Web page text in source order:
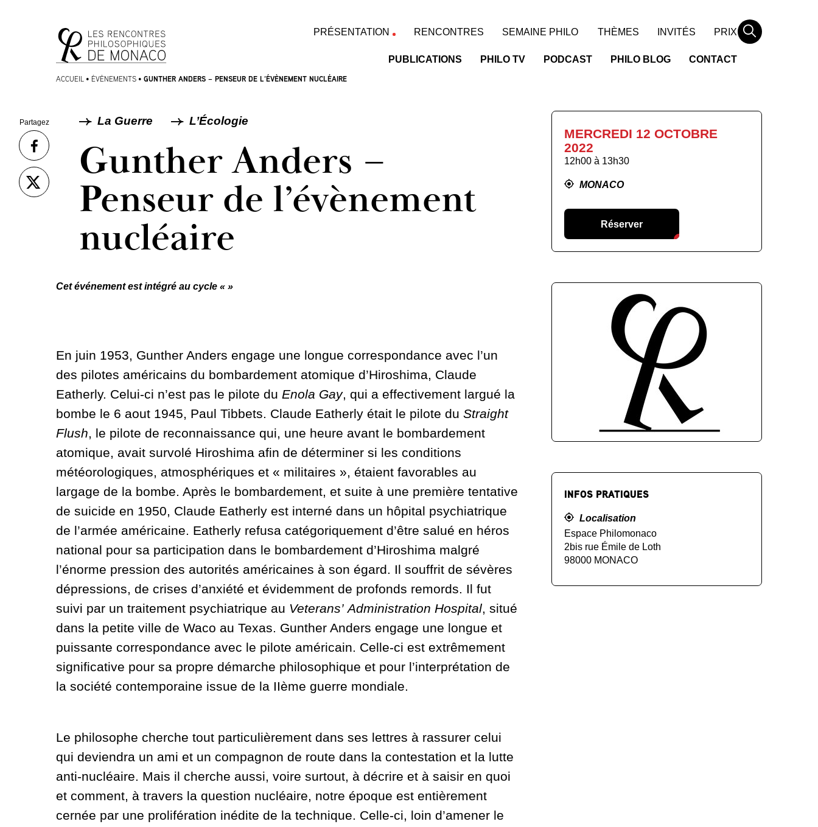
contenu
PRÉSENTATION RENCONTRES SEMAINE PHILO THÈMES INVITÉS PRIX
PUBLICATIONS PHILO TV PODCAST PHILO BLOG CONTACT
Rechercher
ACCUEIL • ÉVÈNEMENTS • GUNTHER ANDERS – PENSEUR DE L’ÉVÈNEMENT NUCLÉAIRE
La Guerre L’Écologie
Gunther Anders –
Penseur de l’évènement
nucléaire
Cet événement est intégré au cycle « »
En juin 1953, Gunther Anders engage une longue correspondance avec l’un
des pilotes américains du bombardement atomique d’Hiroshima, Claude
Eatherly. Celui-ci n’est pas le pilote du Enola Gay, qui a effectivement largué la
bombe le 6 aout 1945, Paul Tibbets. Claude Eatherly était le pilote du Straight
Flush, le pilote de reconnaissance qui, une heure avant le bombardement
atomique, avait survolé Hiroshima afin de déterminer si les conditions
météorologiques, atmosphériques et « militaires », étaient favorables au
largage de la bombe. Après le bombardement, et suite à une première tentative
de suicide en 1950, Claude Eatherly est interné dans un hôpital psychiatrique
de l’armée américaine. Eatherly refusa catégoriquement d’être salué en héros
national pour sa participation dans le bombardement d’Hiroshima malgré
l’énorme pression des autorités américaines à son égard. Il souffrit de sévères
dépressions, de crises d’anxiété et évidemment de profonds remords. Il fut
suivi par un traitement psychiatrique au Veterans’ Administration Hospital, situé
dans la petite ville de Waco au Texas. Gunther Anders engage une longue et
puissante correspondance avec le pilote américain. Celle-ci est extrêmement
significative pour sa propre démarche philosophique et pour l’interprétation de
la société contemporaine issue de la IIème guerre mondiale.
Le philosophe cherche tout particulièrement dans ses lettres à rassurer celui
qui deviendra un ami et un compagnon de route dans la contestation et la lutte
anti-nucléaire. Mais il cherche aussi, voire surtout, à décrire et à saisir en quoi
et comment, à travers la question nucléaire, notre époque est entièrement
cernée par une prolifération inédite de la technique. Celle-ci, loin d’amener le
MERCREDI 12 OCTOBRE
2022
12h00 à 13h30
MONACO
Réserver
INFOS PRATIQUES
Localisation
Espace Philomonaco
2bis rue Émile de Loth
98000 MONACO
Partagez